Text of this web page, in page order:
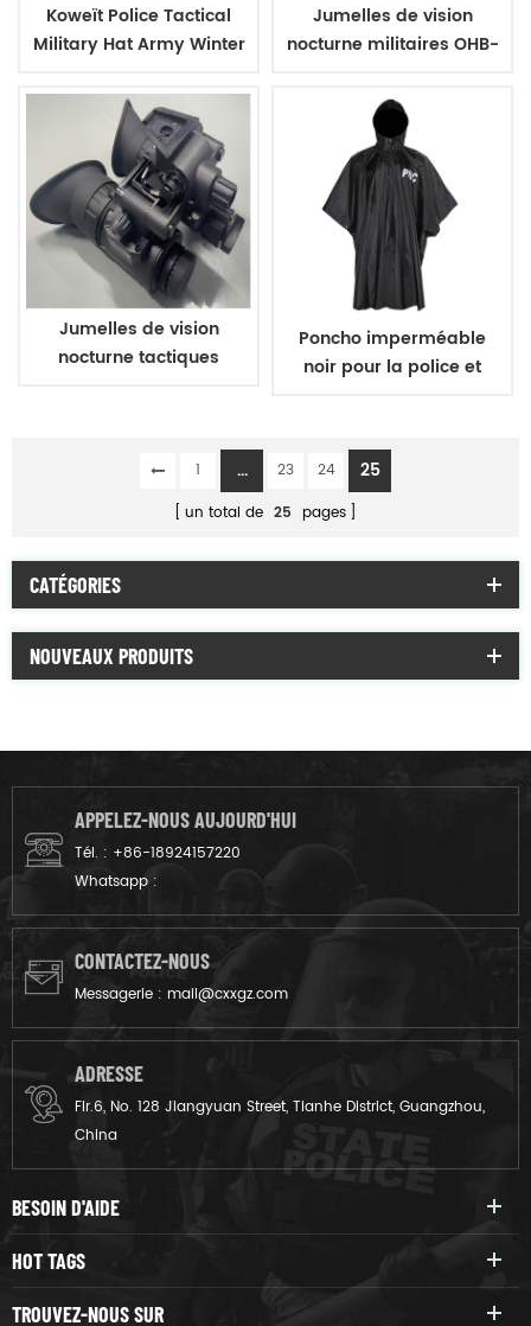
Koweït Police Tactical
Military Hat Army Winter
Jumelles de vision
nocturne militaires OHB-
Jumelles de vision
nocturne tactiques
Poncho imperméable
noir pour la police et
1 ... 23 24 25
un total de 25 pages
CATÉGORIES
NOUVEAUX PRODUITS
APPELEZ-NOUS AUJOURD'HUI
Tél. : +86-18924157220
Whatsapp :
CONTACTEZ-NOUS
Messagerie : mail@cxxgz.com
ADRESSE
Flr.6, No. 128 Jiangyuan Street, Tianhe District, Guangzhou,
China
BESOIN D'AIDE
HOT TAGS
TROUVEZ-NOUS SUR